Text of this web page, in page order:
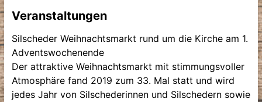
Veranstaltungen
Silscheder Weihnachtsmarkt rund um die Kirche am 1.
Adventswochenende
Der attraktive Weihnachtsmarkt mit stimmungsvoller
Atmosphäre fand 2019 zum 33. Mal statt und wird
jedes Jahr von Silschederinnen und Silschedern sowie